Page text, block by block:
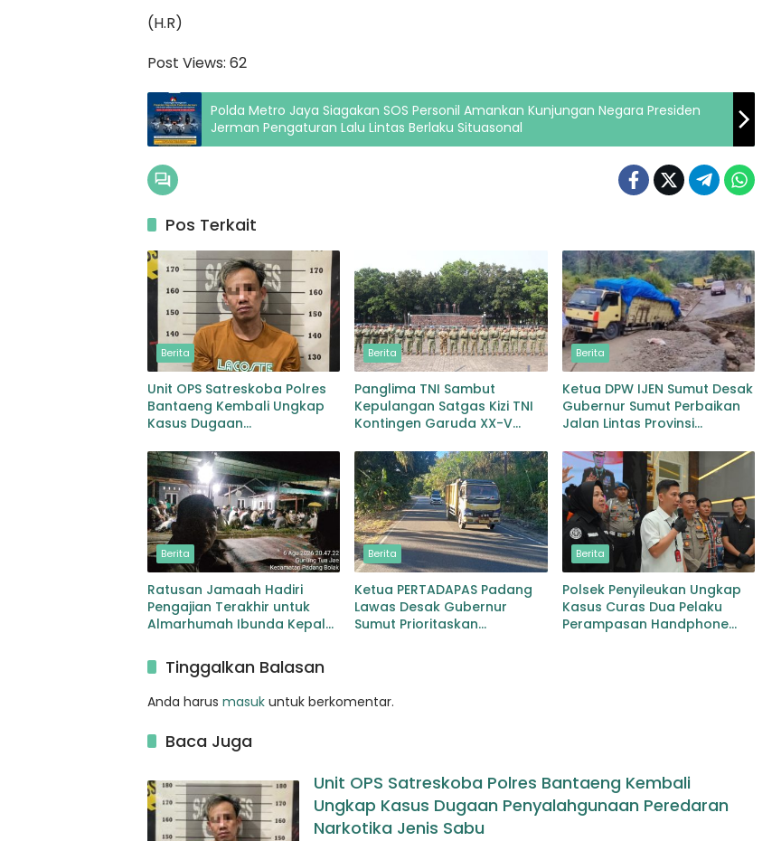
(H.R)
Post Views: 62
Polda Metro Jaya Siagakan SOS Personil Amankan Kunjungan Negara Presiden
Jerman Pengaturan Lalu Lintas Berlaku Situasonal
Pos Terkait
Berita
Unit OPS Satreskoba Polres
Bantaeng Kembali Ungkap
Kasus Dugaan
Narkotika Jenis Sabu
Berita
Panglima TNI Sambut
Kepulangan Satgas Kizi TNI
Kontingen Garuda XX-V
Berita
Ketua DPW IJEN Sumut Desak
Gubernur Sumut Perbaikan
Jalan Lintas Provinsi
Bayu
Berita
Ratusan Jamaah Hadiri
Pengajian Terakhir untuk
Almarhumah Ibunda Kepala
Berita
Ketua PERTADAPAS Padang
Lawas Desak Gubernur
Sumut Prioritaskan
Berita
Polsek Penyileukan Ungkap
Kasus Curas Dua Pelaku
Perampasan Handphone
Tinggalkan Balasan
Anda harus masuk untuk berkomentar.
Baca Juga
Unit OPS Satreskoba Polres Bantaeng Kembali
Ungkap Kasus Dugaan Penyalahgunaan Peredaran
Narkotika Jenis Sabu